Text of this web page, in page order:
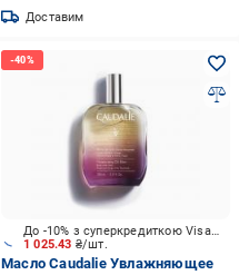
Доставим
1 025.43 ₴/шт.
До -10% з суперкредиткою Visa Вигода
Масло Caudalie Увлажняющее